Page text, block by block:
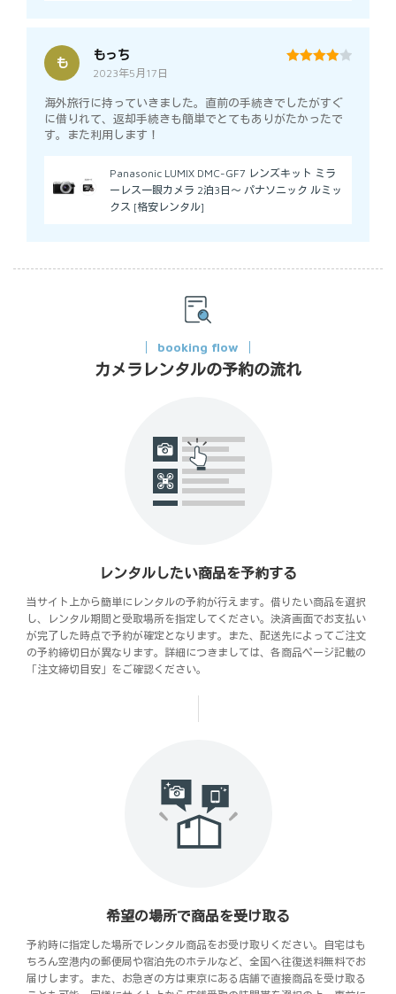
も
もっち
2023年5月17日
海外旅行に持っていきました。直前の手続きでしたがすぐ
に借りれて、返却手続きも簡単でとてもありがたかったで
す。また利用します！
Panasonic LUMIX DMC-GF7 レンズキット ミラ
ーレス一眼カメラ 2泊3日～ パナソニック ルミッ
クス [格安レンタル]
booking flow
カメラレンタルの予約の流れ
レンタルしたい商品を予約する
当サイト上から簡単にレンタルの予約が行えます。借りたい商品を選択
し、レンタル期間と受取場所を指定してください。決済画面でお支払い
が完了した時点で予約が確定となります。また、配送先によってご注文
の予約締切日が異なります。詳細につきましては、各商品ページ記載の
「注文締切目安」をご確認ください。
希望の場所で商品を受け取る
予約時に指定した場所でレンタル商品をお受け取りください。自宅はも
ちろん空港内の郵便局や宿泊先のホテルなど、全国へ往復送料無料でお
届けします。また、お急ぎの方は東京にある店舗で直接商品を受け取る